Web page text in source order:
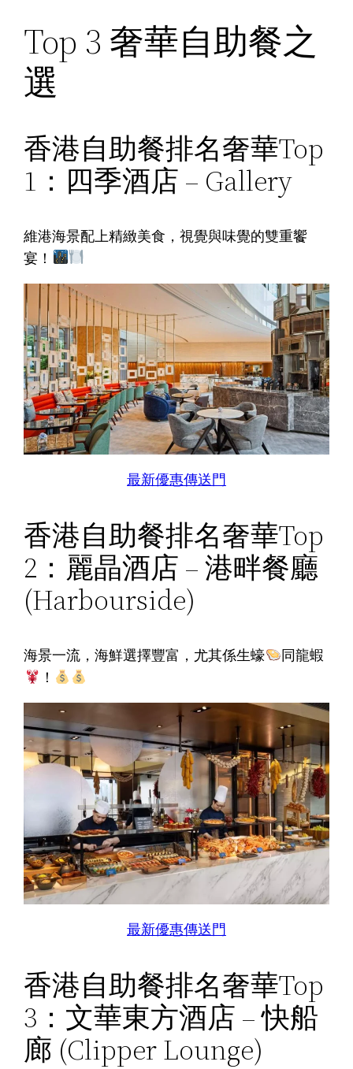
Top 3 奢華自助餐之
選
香港自助餐排名奢華Top
1：四季酒店 – Gallery
維港海景配上精緻美食，視覺與味覺的雙重饗
宴！
最新優惠傳送門
香港自助餐排名奢華Top
2：麗晶酒店 – 港畔餐廳
(Harbourside)
海景一流，海鮮選擇豐富，尤其係生蠔
同龍蝦
！
最新優惠傳送門
香港自助餐排名奢華Top
3：文華東方酒店 – 快船
廊 (Clipper Lounge)